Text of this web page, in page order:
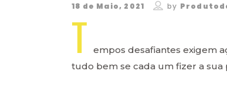
18 de Maio, 2021 by
T empos desafiantes exigem
tudo bem se cada um fizer a sua